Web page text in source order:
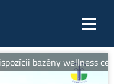
bazény wellness